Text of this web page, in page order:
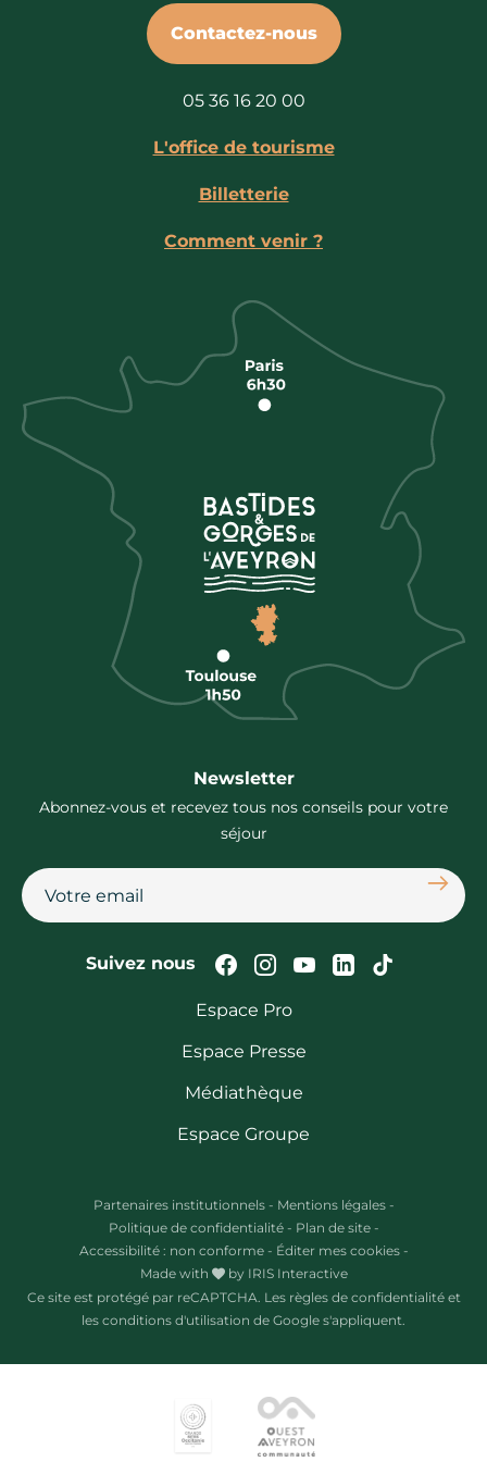
Contactez-nous
05 36 16 20 00
L'office de tourisme
Billetterie
Comment venir ?
Newsletter
Abonnez-vous et recevez tous nos conseils pour votre
séjour
Suivez nous Suivez-nous sur
Suivez-nous sur
Suivez-nous
Suivez-Suivez-
Espace Pro
Espace Presse
Médiathèque
Espace Groupe
Partenaires institutionnels - Mentions légales -
Politique de confidentialité - Plan de site -
Accessibilité : non conforme - Éditer mes cookies -
Made with
by IRIS Interactive
Ce site est protégé par reCAPTCHA. Les règles de confidentialitéet
les conditions d'utilisation de Google s'appliquent.